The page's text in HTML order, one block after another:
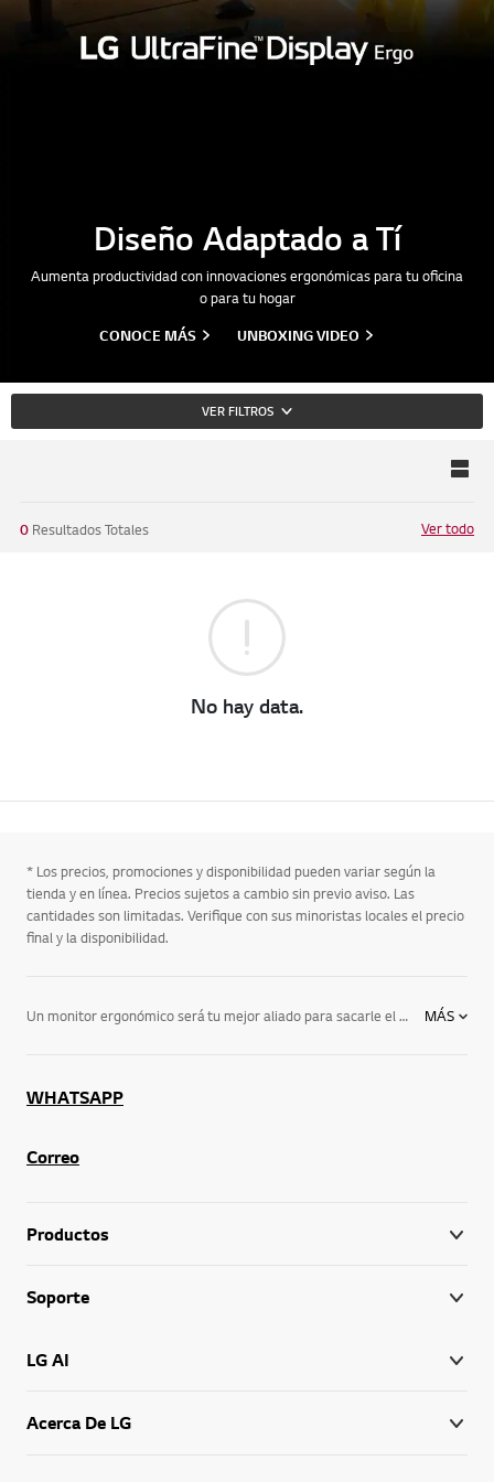
Diseño Adaptado a Tí
Aumenta productividad con innovaciones ergonómicas para tu oficina
o para tu hogar
CONOCE MÁS
UNBOXING VIDEO
VER FILTROS
0 Resultados Totales Ver todo
No hay data.
* Los precios, promociones y disponibilidad pueden variar según la
tienda y en línea. Precios sujetos a cambio sin previo aviso. Las
cantidades son limitadas. Verifique con sus minoristas locales el precio
final y la disponibilidad.
Un monitor ergonómico será tu mejor aliado para sacarle el máximo provecho a tu creatividad. Nuestra gama de monitores ERGO LG incluye pantallas profesionales que cuentan con un soporte ergonómico flexible para darte toda la libertad que necesitas a la hora de acceder a tus datos, video o imágenes. Pensados para ti. MÁS
WHATSAPP
Correo
Productos
Soporte
LG AI
Acerca De LG